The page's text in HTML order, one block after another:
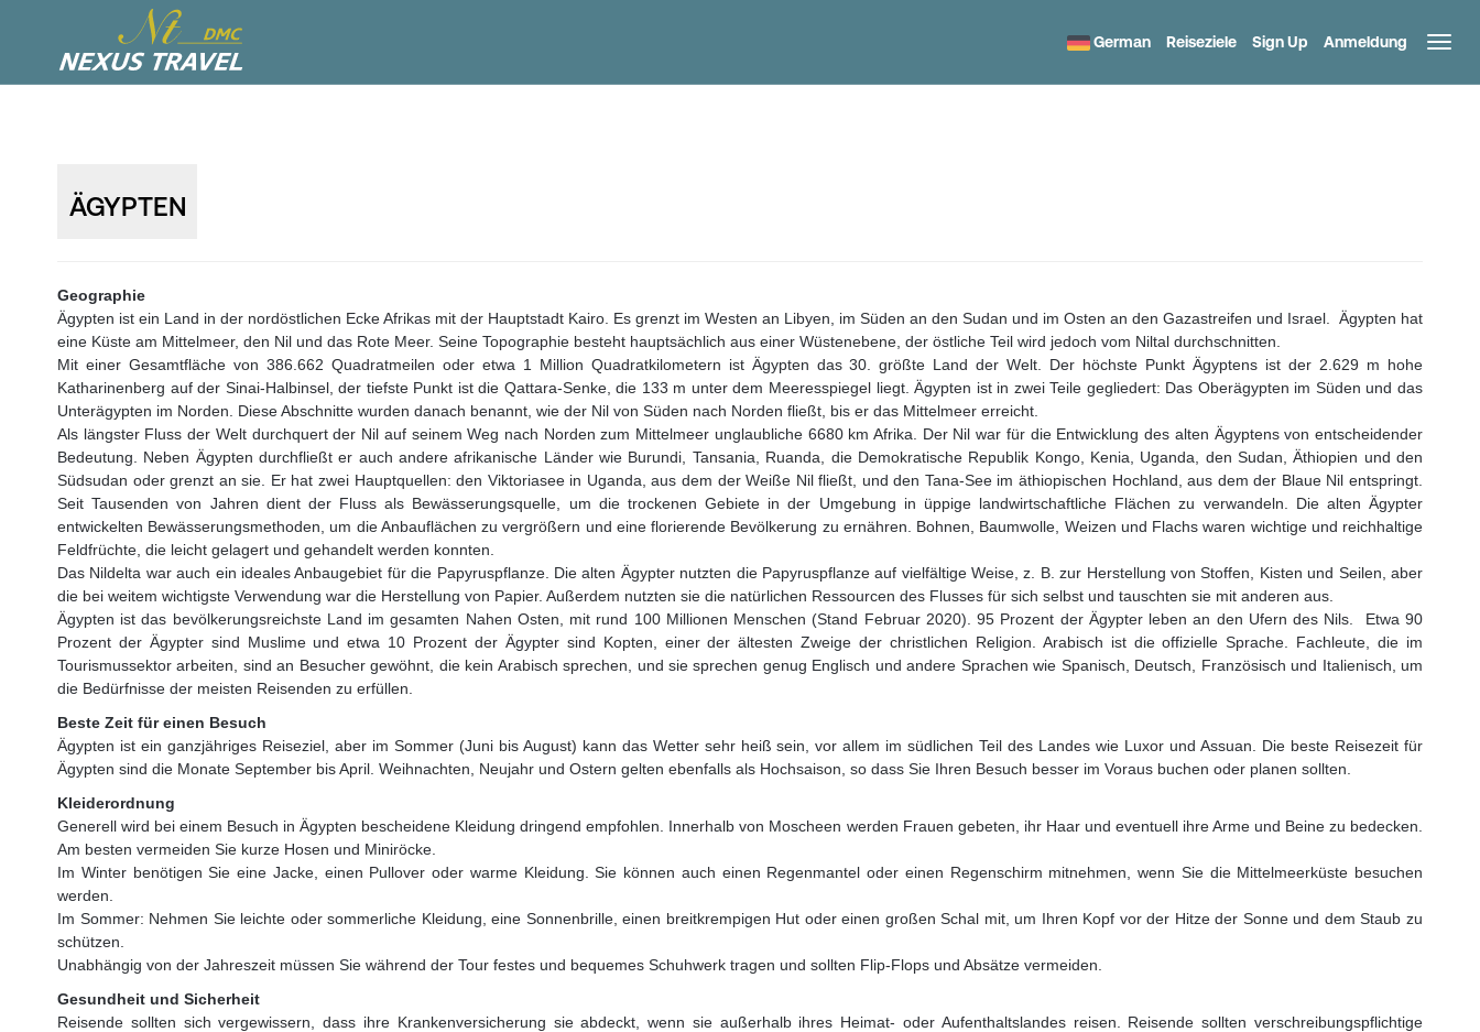
German Reiseziele Anmeldung
Sign Up
ÄGYPTEN
Geographie
Ägypten ist ein Land in der nordöstlichen Ecke Afrikas mit der Hauptstadt Kairo. Es grenzt im Westen an Libyen, im Süden an den Sudan und im Osten an den Gazastreifen und Israel. Ägypten hat
eine Küste am Mittelmeer, den Nil und das Rote Meer. Seine Topographie besteht hauptsächlich aus einer Wüstenebene, der östliche Teil wird jedoch vom Niltal durchschnitten.
Mit einer Gesamtfläche von 386.662 Quadratmeilen oder etwa 1 Million Quadratkilometern ist Ägypten das 30. größte Land der Welt. Der höchste Punkt Ägyptens ist der 2.629 m hohe
Katharinenberg auf der Sinai-Halbinsel, der tiefste Punkt ist die Qattara-Senke, die 133 m unter dem Meeresspiegel liegt. Ägypten ist in zwei Teile gegliedert: Das Oberägypten im Süden und das
Unterägypten im Norden. Diese Abschnitte wurden danach benannt, wie der Nil von Süden nach Norden fließt, bis er das Mittelmeer erreicht.
Als längster Fluss der Welt durchquert der Nil auf seinem Weg nach Norden zum Mittelmeer unglaubliche 6680 km Afrika. Der Nil war für die Entwicklung des alten Ägyptens von entscheidender
Bedeutung. Neben Ägypten durchfließt er auch andere afrikanische Länder wie Burundi, Tansania, Ruanda, die Demokratische Republik Kongo, Kenia, Uganda, den Sudan, Äthiopien und den
Südsudan oder grenzt an sie. Er hat zwei Hauptquellen: den Viktoriasee in Uganda, aus dem der Weiße Nil fließt, und den Tana-See im äthiopischen Hochland, aus dem der Blaue Nil entspringt.
Seit Tausenden von Jahren dient der Fluss als Bewässerungsquelle, um die trockenen Gebiete in der Umgebung in üppige landwirtschaftliche Flächen zu verwandeln. Die alten Ägypter
entwickelten Bewässerungsmethoden, um die Anbauflächen zu vergrößern und eine florierende Bevölkerung zu ernähren. Bohnen, Baumwolle, Weizen und Flachs waren wichtige und reichhaltige
Feldfrüchte, die leicht gelagert und gehandelt werden konnten.
Das Nildelta war auch ein ideales Anbaugebiet für die Papyruspflanze. Die alten Ägypter nutzten die Papyruspflanze auf vielfältige Weise, z. B. zur Herstellung von Stoffen, Kisten und Seilen, aber
die bei weitem wichtigste Verwendung war die Herstellung von Papier. Außerdem nutzten sie die natürlichen Ressourcen des Flusses für sich selbst und tauschten sie mit anderen aus.
Ägypten ist das bevölkerungsreichste Land im gesamten Nahen Osten, mit rund 100 Millionen Menschen (Stand Februar 2020). 95 Prozent der Ägypter leben an den Ufern des Nils. Etwa 90
Prozent der Ägypter sind Muslime und etwa 10 Prozent der Ägypter sind Kopten, einer der ältesten Zweige der christlichen Religion. Arabisch ist die offizielle Sprache. Fachleute, die im
Tourismussektor arbeiten, sind an Besucher gewöhnt, die kein Arabisch sprechen, und sie sprechen genug Englisch und andere Sprachen wie Spanisch, Deutsch, Französisch und Italienisch, um
die Bedürfnisse der meisten Reisenden zu erfüllen.
Beste Zeit für einen Besuch
Ägypten ist ein ganzjähriges Reiseziel, aber im Sommer (Juni bis August) kann das Wetter sehr heiß sein, vor allem im südlichen Teil des Landes wie Luxor und Assuan. Die beste Reisezeit für
Ägypten sind die Monate September bis April. Weihnachten, Neujahr und Ostern gelten ebenfalls als Hochsaison, so dass Sie Ihren Besuch besser im Voraus buchen oder planen sollten.
Kleiderordnung
Generell wird bei einem Besuch in Ägypten bescheidene Kleidung dringend empfohlen. Innerhalb von Moscheen werden Frauen gebeten, ihr Haar und eventuell ihre Arme und Beine zu bedecken.
Am besten vermeiden Sie kurze Hosen und Miniröcke.
Im Winter benötigen Sie eine Jacke, einen Pullover oder warme Kleidung. Sie können auch einen Regenmantel oder einen Regenschirm mitnehmen, wenn Sie die Mittelmeerküste besuchen
werden.
Im Sommer: Nehmen Sie leichte oder sommerliche Kleidung, eine Sonnenbrille, einen breitkrempigen Hut oder einen großen Schal mit, um Ihren Kopf vor der Hitze der Sonne und dem Staub zu
schützen.
Unabhängig von der Jahreszeit müssen Sie während der Tour festes und bequemes Schuhwerk tragen und sollten Flip-Flops und Absätze vermeiden.
Gesundheit und Sicherheit
Reisende sollten sich vergewissern, dass ihre Krankenversicherung sie abdeckt, wenn sie außerhalb ihres Heimat- oder Aufenthaltslandes reisen. Reisende sollten verschreibungspflichtige